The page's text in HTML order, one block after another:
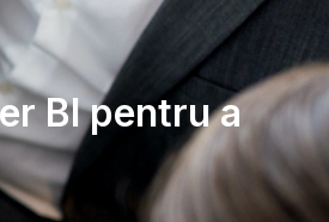
BI pentru a